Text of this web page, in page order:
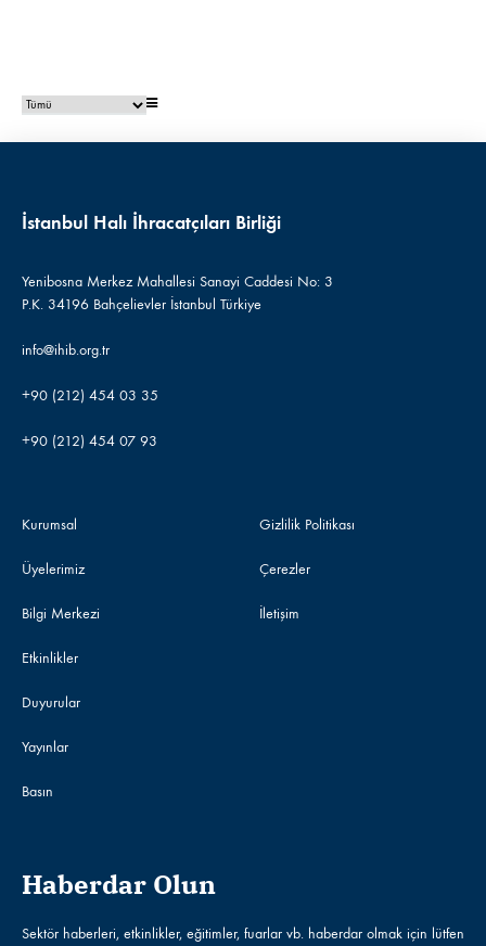
İstanbul Halı İhracatçıları Birliği
Yenibosna Merkez Mahallesi Sanayi Caddesi No: 3
P.K. 34196 Bahçelievler İstanbul Türkiye
info@ihib.org.tr
+90 (212) 454 03 35
+90 (212) 454 07 93
Kurumsal
Üyelerimiz
Bilgi Merkezi
Etkinlikler
Duyurular
Yayınlar
Basın
Gizlilik Politikası
Çerezler
İletişim
Haberdar Olun
Sektör haberleri, etkinlikler, eğitimler, fuarlar vb. haberdar olmak için lütfen